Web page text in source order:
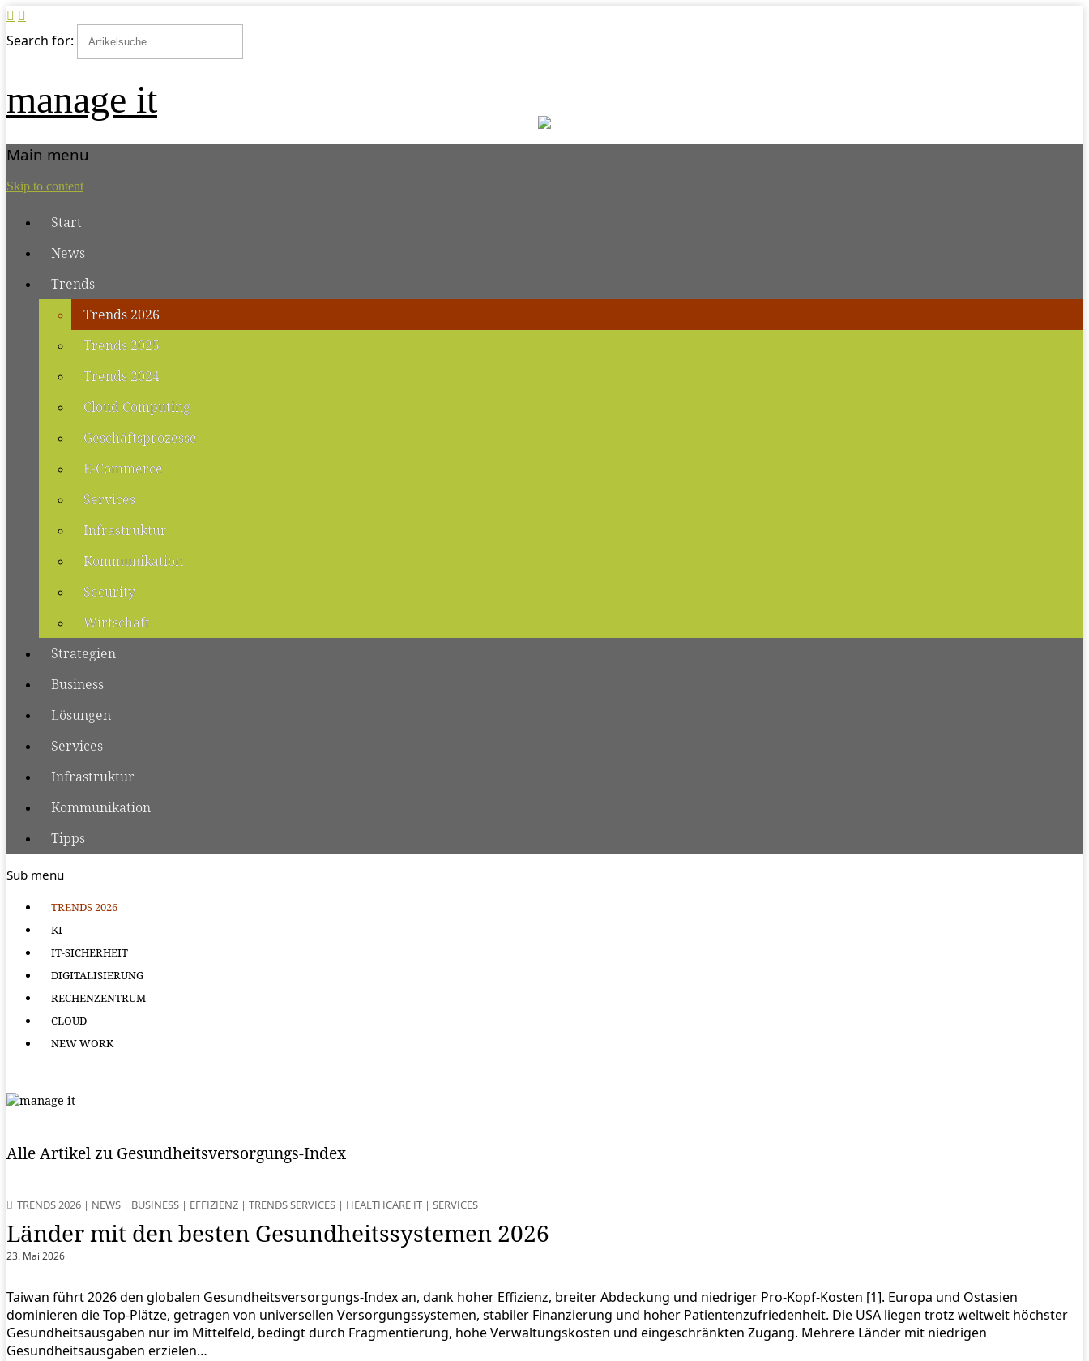
Search for:
manage it
Main menu
Skip to content
Start
News
Trends
Trends 2026
Trends 2025
Trends 2024
Cloud Computing
Geschäftsprozesse
E-Commerce
Services
Infrastruktur
Kommunikation
Security
Wirtschaft
Strategien
Business
Lösungen
Services
Infrastruktur
Kommunikation
Tipps
Sub menu
TRENDS 2026
KI
IT-SICHERHEIT
DIGITALISIERUNG
RECHENZENTRUM
CLOUD
NEW WORK
Alle Artikel zu Gesundheitsversorgungs‑Index
TRENDS 2026 | NEWS | BUSINESS | EFFIZIENZ | TRENDS SERVICES | HEALTHCARE IT | SERVICES
Länder mit den besten Gesundheitssystemen 2026
23. Mai 2026
Taiwan führt 2026 den globalen Gesundheitsversorgungs‑Index an, dank hoher Effizienz, breiter Abdeckung und niedriger Pro‑Kopf‑Kosten [1]. Europa und Ostasien
dominieren die Top‑Plätze, getragen von universellen Versorgungssystemen, stabiler Finanzierung und hoher Patientenzufriedenheit. Die USA liegen trotz weltweit höchster
Gesundheitsausgaben nur im Mittelfeld, bedingt durch Fragmentierung, hohe Verwaltungskosten und eingeschränkten Zugang. Mehrere Länder mit niedrigen
Gesundheitsausgaben erzielen…